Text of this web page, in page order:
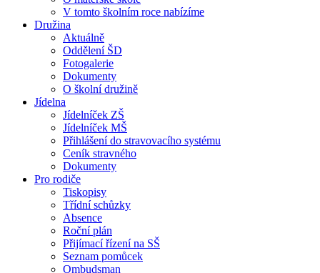
V tomto školním roce nabízíme
Družina
Aktuálně
Oddělení ŠD
Fotogalerie
Dokumenty
O školní družině
Jídelna
Jídelníček ZŠ
Jídelníček MŠ
Přihlášení do stravovacího systému
Ceník stravného
Dokumenty
Pro rodiče
Tiskopisy
Třídní schůzky
Absence
Roční plán
Přijímací řízení na SŠ
Seznam pomůcek
Ombudsman